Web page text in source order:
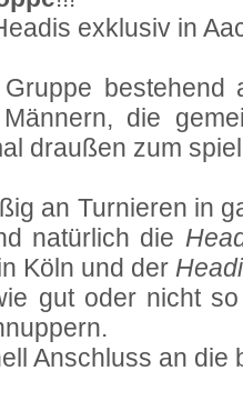
exklusiv in
bestehend
die
draußen zum
an Turnieren in
natürlich die
Köln und der
gut oder nicht
Anschluss an die